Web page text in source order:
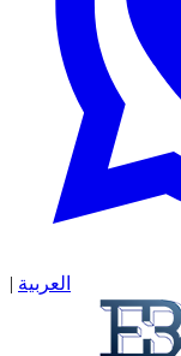
| العربية